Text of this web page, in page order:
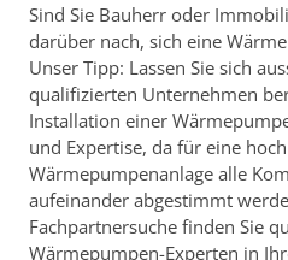
Sind Sie Bauherr oder
darüber nach, sich eine
Unser Tipp: Lassen Sie sich
qualifizierten Unternehmen
Installation einer
und Expertise, da für eine
Wärmepumpenanlage alle
aufeinander abgestimmt
Fachpartnersuche finden Sie
Wärmepumpen-Experten in